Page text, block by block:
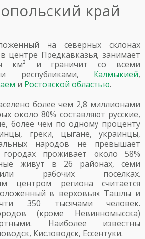
край
на северных склонах
центре Предкавказья, занимает
км² и граничит со всеми
республиками, Калмыкией,
и Ростовской областью.
более чем 2,8 миллионами
около 80% составляют русские,
более чем по одному проценту
греки, цыгане, украинцы,
народов не превышает
проживает около 58%
живут в 26 районах, семи
рабочих поселках.
центром региона считается
в верховьях Ташлы и
350 тысячами человек.
(кроме Невинномысска)
Наиболее известны
Кисловодск, Ессентуки.